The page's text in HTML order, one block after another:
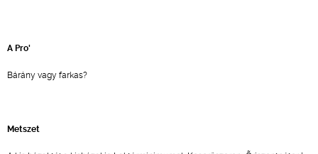
A Pro'
Bárány vagy farkas?
Metszet